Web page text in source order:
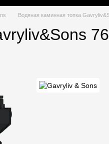
Водяная каминная топка